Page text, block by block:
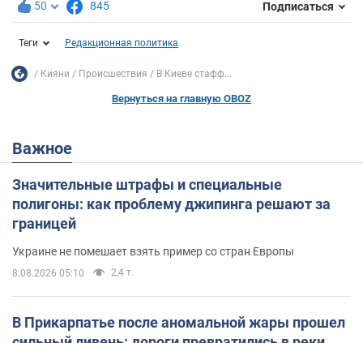
50 845 Подписаться
Теги Редакционная политика
Кияни Происшествия В Киеве стафф...
Вернуться на главную OBOZ
Важное
Значительные штрафы и специальные
полигоны: как проблему джипинга решают за
границей
Украине не помешает взять пример со стран Европы
8.08.2026 05:10 2,4 т.
В Прикарпатье после аномальной жары прошел